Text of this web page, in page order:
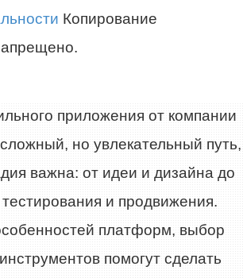
Копирование
приложения от компании
но увлекательный путь,
важна: от идеи и дизайна до
тестирования и продвижения.
платформ, выбор
помогут сделать